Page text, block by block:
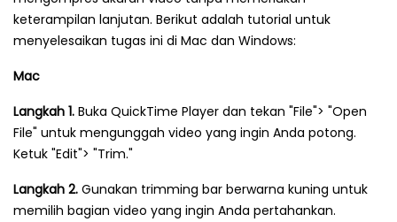
keterampilan lanjutan. Berikut adalah tutorial untuk
menyelesaikan tugas ini di Mac dan Windows:
Mac
Langkah 1. Buka QuickTime Player dan tekan "File"> "Open
File" untuk mengunggah video yang ingin Anda potong.
Ketuk "Edit"> "Trim."
Langkah 2. Gunakan trimming bar berwarna kuning untuk
memilih bagian video yang ingin Anda pertahankan.